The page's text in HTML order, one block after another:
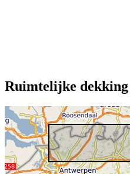
Ruimtelijke dekking